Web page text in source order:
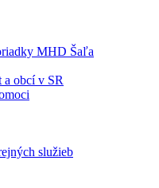
MHD Šaľa
a obcí v SR
služieb